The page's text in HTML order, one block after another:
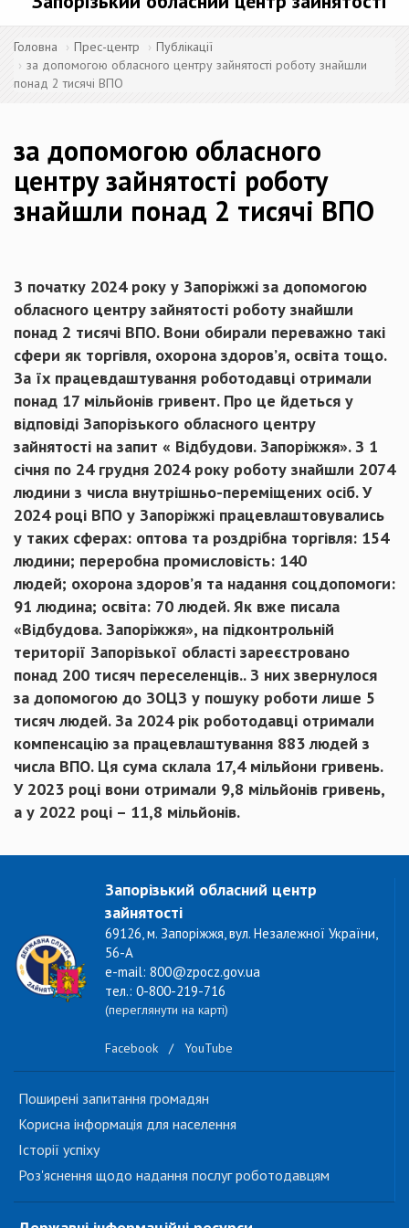
Головна Прес-центр
Публікації
за допомогою обласного центру зайнятості роботу знайшли
понад 2 тисячі ВПО
за допомогою обласного
центру зайнятості роботу
знайшли понад 2 тисячі ВПО
З початку 2024 року у Запоріжжі за допомогою
обласного центру зайнятості роботу знайшли
понад 2 тисячі ВПО. Вони обирали переважно такі
сфери як торгівля, охорона здоров’я, освіта тощо.
За їх працевдаштування роботодавці отримали
понад 17 мільйонів гривент. Про це йдеться у
відповіді Запорізького обласного центру
зайнятості на запит « Відбудови. Запоріжжя». З 1
січня по 24 грудня 2024 року роботу знайшли 2074
людини з числа внутрішньо-переміщених осіб. У
2024 році ВПО у Запоріжжі працевлаштовувались
у таких сферах: оптова та роздрібна торгівля: 154
людини; переробна промисловість: 140
людей; охорона здоров’я та надання соцдопомоги:
91 людина; освіта: 70 людей. Як вже писала
«Відбудова. Запоріжжя», на підконтрольній
території Запорізької області зареєстровано
понад 200 тисяч переселенців.. З них звернулося
за допомогою до ЗОЦЗ у пошуку роботи лише 5
тисяч людей. За 2024 рік роботодавці отримали
компенсацію за працевлаштування 883 людей з
числа ВПО. Ця сума склала 17,4 мільйони гривень.
У 2023 році вони отримали 9,8 мільйонів гривень,
а у 2022 році – 11,8 мільйонів.
Запорізький обласний центр
зайнятості
69126, м. Запоріжжя, вул. Незалежної України,
56-А
e-mail: 800@zpocz.gov.ua
тел.: 0-800-219-716
(переглянути на карті)
Facebook / YouTube
Поширені запитання громадян
Корисна інформація для населення
Історії успіху
Роз'яснення щодо надання послуг роботодавцям